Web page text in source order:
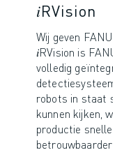
𝑖RVision
Wij geven
𝑖RVision is
volledig
detectiesysteem
robots in staat
kunnen kijken,
productie sneller,
betrouwbaarder